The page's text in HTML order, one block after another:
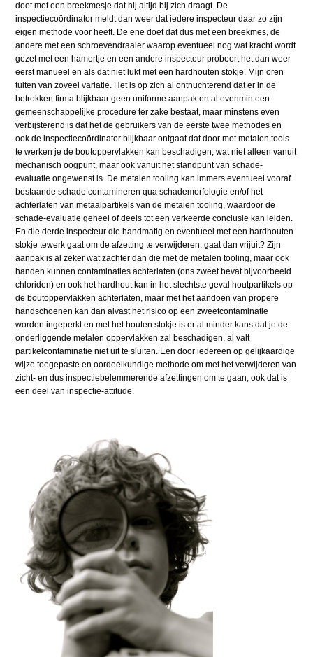
doet met een breekmesje dat hij altijd bij zich draagt. De
inspectiecoördinator meldt dan weer dat iedere inspecteur daar zo zijn
eigen methode voor heeft. De ene doet dat dus met een breekmes, de
andere met een schroevendraaier waarop eventueel nog wat kracht wordt
gezet met een hamertje en een andere inspecteur probeert het dan weer
eerst manueel en als dat niet lukt met een hardhouten stokje. Mijn oren
tuiten van zoveel variatie. Het is op zich al ontnuchterend dat er in de
betrokken firma blijkbaar geen uniforme aanpak en al evenmin een
gemeenschappelijke procedure ter zake bestaat, maar minstens even
verbijsterend is dat het de gebruikers van de eerste twee methodes en
ook de inspectiecoördinator blijkbaar ontgaat dat door met metalen tools
te werken je de boutoppervlakken kan beschadigen, wat niet alleen vanuit
mechanisch oogpunt, maar ook vanuit het standpunt van schade-
evaluatie ongewenst is. De metalen tooling kan immers eventueel vooraf
bestaande schade contamineren qua schademorfologie en/of het
achterlaten van metaalpartikels van de metalen tooling, waardoor de
schade-evaluatie geheel of deels tot een verkeerde conclusie kan leiden.
En die derde inspecteur die handmatig en eventueel met een hardhouten
stokje tewerk gaat om de afzetting te verwijderen, gaat dan vrijuit? Zijn
aanpak is al zeker wat zachter dan die met de metalen tooling, maar ook
handen kunnen contaminaties achterlaten (ons zweet bevat bijvoorbeeld
chloriden) en ook het hardhout kan in het slechtste geval houtpartikels op
de boutoppervlakken achterlaten, maar met het aandoen van propere
handschoenen kan dan alvast het risico op een zweetcontaminatie
worden ingeperkt en met het houten stokje is er al minder kans dat je de
onderliggende metalen oppervlakken zal beschadigen, al valt
partikelcontaminatie niet uit te sluiten. Een door iedereen op gelijkaardige
wijze toegepaste en oordeelkundige methode om met het verwijderen van
zicht- en dus inspectiebelemmerende afzettingen om te gaan, ook dat is
een deel van inspectie-attitude.